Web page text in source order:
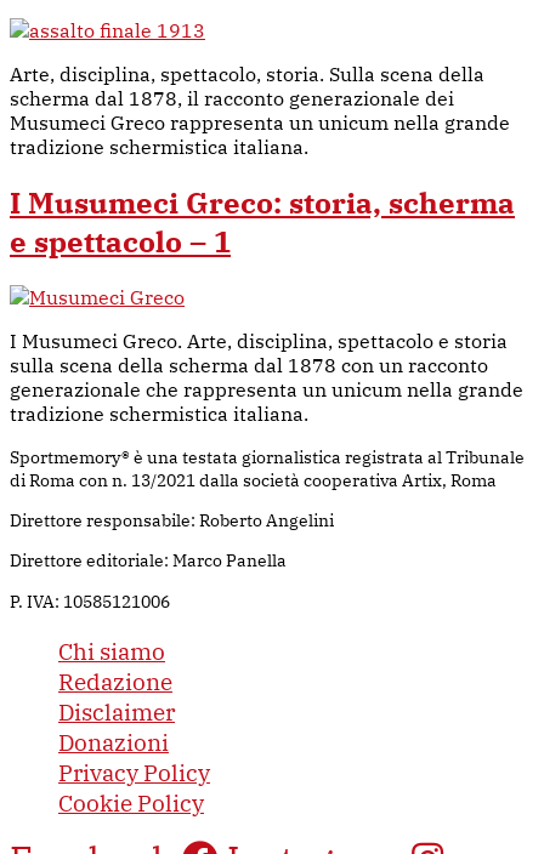
Arte, disciplina, spettacolo, storia. Sulla scena della
scherma dal 1878, il racconto generazionale dei
Musumeci Greco rappresenta un unicum nella grande
tradizione schermistica italiana.
I Musumeci Greco: storia, scherma
e spettacolo – 1
I Musumeci Greco. Arte, disciplina, spettacolo e storia
sulla scena della scherma dal 1878 con un racconto
generazionale che rappresenta un unicum nella grande
tradizione schermistica italiana.
Sportmemory® è una testata giornalistica registrata al Tribunale
di Roma con n. 13/2021 dalla società cooperativa Artix, Roma
Direttore responsabile: Roberto Angelini
Direttore editoriale: Marco Panella
P. IVA: 10585121006
Chi siamo
Redazione
Disclaimer
Donazioni
Privacy Policy
Cookie Policy